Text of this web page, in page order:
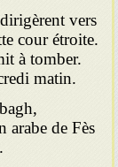
vers
cour étroite.
à tomber.
matin.
arabe de Fès